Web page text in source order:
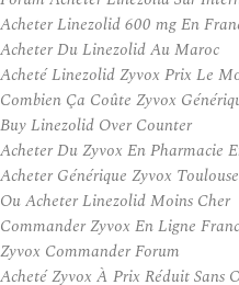
Acheter Linezolid 600 mg En
Acheter Du Linezolid Au Maroc
Acheté Linezolid Zyvox Prix Le
Combien Ça Coûte Zyvox
Buy Linezolid Over Counter
Acheter Du Zyvox En Pharmacie
Acheter Générique Zyvox Toulouse
Ou Acheter Linezolid Moins Cher
Commander Zyvox En Ligne
Zyvox Commander Forum
Acheté Zyvox À Prix Réduit Sans